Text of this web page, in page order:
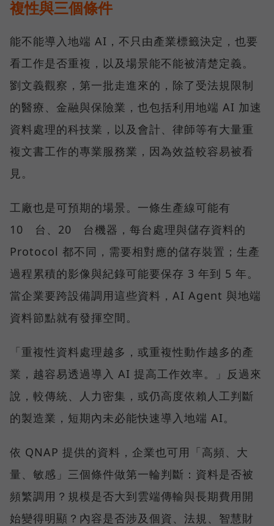
複性與三個條件
能不能導入地端 AI，不只由產業標籤決定，也要
看工作是否重複，以及場景能不能被清楚定義。
劉文義觀察，第一批走進來的，除了受法規限制
的醫療、金融與保險業，也包括利用地端 AI 加速
資料處理的科技業，以及會計、律師等有大量重
複文書工作的專業服務業，因為效益較容易被看
見。
工廠也是可預期的場景。一條生產線可能有
10 台、20 台機器，每台處理與儲存資料的
Protocol 都不同，需要相對應的儲存裝置；生產
過程累積的影像與紀錄可能要保存 3 年到 5 年。
當企業要跨設備調用這些資料，AI Agent 與地端
資料節點就有發揮空間。
「重複性資料處理越多，或重複性動作越多的產
業，越容易透過導入 AI 提高工作效率。」反過來
說，較傳統、人力密集，或仍高度依賴人工判斷
的製造業，短期內未必能快速導入地端 AI。
依 QNAP 提供的資料，企業也可用「高頻、大
量、敏感」三個條件做第一輪判斷：資料是否被
頻繁調用？規模是否大到雲端傳輸與長期費用開
始變得明顯？內容是否涉及個資、法規、智慧財